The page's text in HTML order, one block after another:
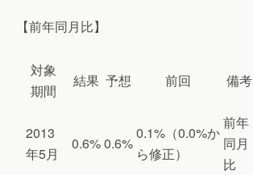
【前年同月比】
対象
期間
結果 予想 前回 備考
2013
年5月
0.6%0.6%
0.1%（0.0%か
ら修正）
前年
同月
比